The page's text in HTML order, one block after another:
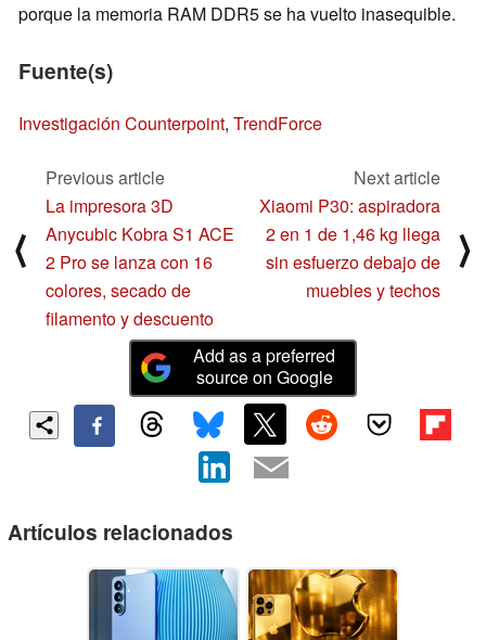
porque la memoria RAM DDR5 se ha vuelto inasequible.
Fuente(s)
Investigación Counterpoint, TrendForce
⟨
Previous article
La impresora 3D
Anycubic Kobra S1 ACE
2 Pro se lanza con 16
colores, secado de
filamento y descuento
Next article
Xiaomi P30: aspiradora
2 en 1 de 1,46 kg llega
sin esfuerzo debajo de
muebles y techos
⟩
Add as a preferred
source on Google
Artículos relacionados